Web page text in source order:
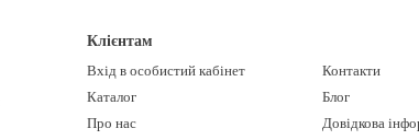
Клієнтам
Вхід в особистий кабінет
Каталог
Про нас
Контакти
Блог
Довідкова